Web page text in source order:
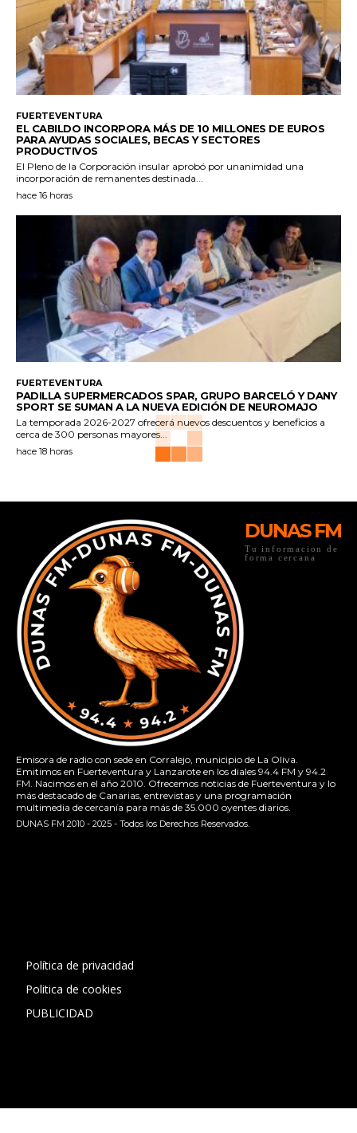
FUERTEVENTURA
EL CABILDO INCORPORA MÁS DE 10 MILLONES DE EUROS
PARA AYUDAS SOCIALES, BECAS Y SECTORES
PRODUCTIVOS
El Pleno de la Corporación insular aprobó por unanimidad una
incorporación de remanentes destinada...
hace 16 horas
FUERTEVENTURA
PADILLA SUPERMERCADOS SPAR, GRUPO BARCELÓ Y DANY
SPORT SE SUMAN A LA NUEVA EDICIÓN DE NEUROMAJO
La temporada 2026-2027 ofrecerá nuevos descuentos y beneficios a
cerca de 300 personas mayores...
hace 18 horas
DUNAS FM
Tu informacion de
forma cercana
Emisora de radio con sede en Corralejo, municipio de La Oliva.
Emitimos en Fuerteventura y Lanzarote en los diales 94.4 FM y 94.2
FM. Nacimos en el año 2010. Ofrecemos noticias de Fuerteventura y lo
más destacado de Canarias, entrevistas y una programación
multimedia de cercanía para más de 35.000 oyentes diarios.
DUNAS FM 2010 - 2025 - Todos los Derechos Reservados.
Política de privacidad
Politica de cookies
PUBLICIDAD